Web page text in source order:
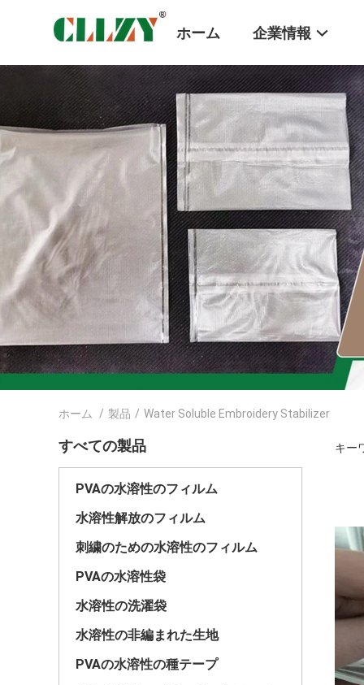
ホーム 企業情報
ホーム / 製品 / Water Soluble Embroidery Stabilizer
すべての製品
PVAの水溶性のフィルム
水溶性解放のフィルム
刺繍のための水溶性のフィルム
PVAの水溶性袋
水溶性の洗濯袋
水溶性の非編まれた生地
PVAの水溶性の種テープ
キー